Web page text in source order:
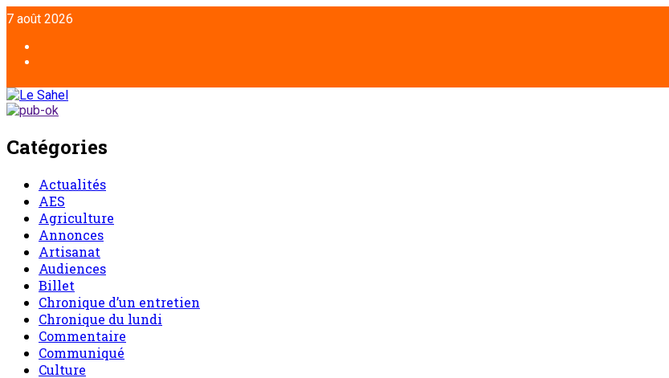
7 août 2026
Catégories
Actualités
AES
Agriculture
Annonces
Artisanat
Audiences
Billet
Chronique d’un entretien
Chronique du lundi
Commentaire
Communiqué
Culture